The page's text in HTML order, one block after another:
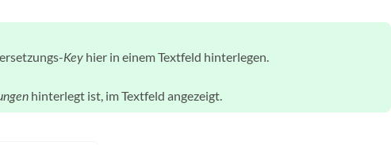
Key hier in einem Textfeld hinterlegen.
hinterlegt ist, im Textfeld angezeigt.